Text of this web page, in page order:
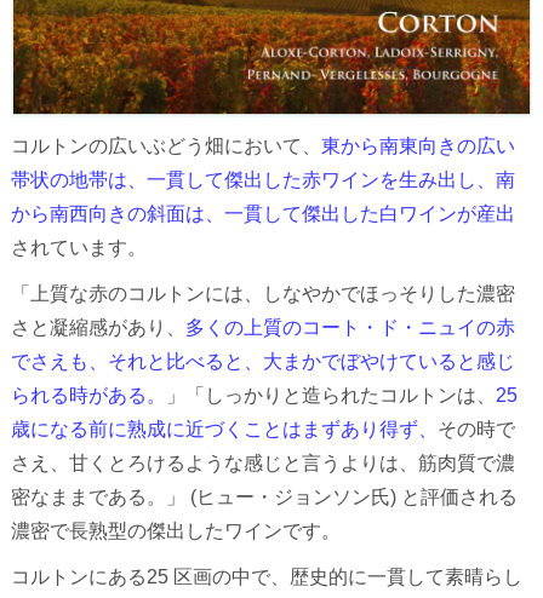
コルトンの広いぶどう畑において、 東から南東向きの広い
帯状の地帯は、一貫して傑出した赤ワインを生み出し、南
から南西向きの斜面は、一貫して傑出した白ワインが産出
されています。
「上質な赤のコルトンには、しなやかでほっそりした濃密
さと凝縮感があり、 多くの上質のコート・ド・ニュイの赤
でさえも、それと比べると、大まかでぼやけていると感じ
られる時がある。
」「しっかりと造られたコルトンは、 25
歳になる前に熟成に近づくことはまずあり得ず、 その時で
さえ、甘くとろけるような感じと言うよりは、筋肉質で濃
密なままである。」 (ヒュー・ジョンソン氏) と評価される
濃密で長熟型の傑出したワインです。
コルトンにある25 区画の中で、歴史的に一貫して素晴らし